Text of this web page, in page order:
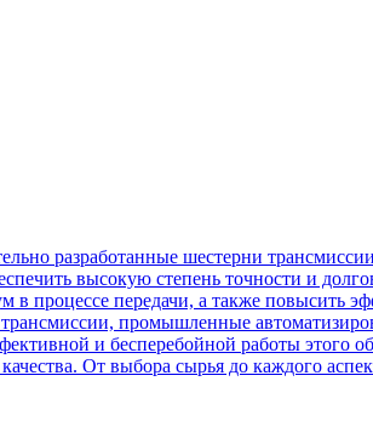
разработанные шестерни
высокую степень точности и
процессе передачи, а также повысить
трансмиссии, промышленные
и бесперебойной работы этого
От выбора сырья до каждого